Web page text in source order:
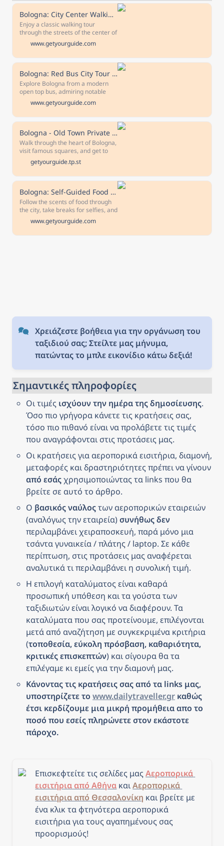
Bologna: City Center Walking Tour
Enjoy a classic walking tour
through the streets of the center of
Bologna visiting the main cultural
attractions of the city. Explore
some of the picturesque squares
and beautiful buildings of the city
on this 2-hour tour.
www.getyourguide.com
Bologna: Red Bus City Tour and Local Food Tasting
Explore Bologna from a modern
open top bus, admiring notable
local monuments and the
architechtural beauty of the city.
Afterwards, enjoy tasting some
local food in a historical market.
Free cancellation Cancel up to 24
hours in advance for a full refund
Reserve now & pay later Keep your
travel plans flexible - book your
spot and pay nothing today.
www.getyourguide.com
Bologna - Old Town Private Historic Walking Tour
Walk through the heart of Bologna,
visit famous squares, and get to
see one of the largest Sundials in
the world. You will also see the Two
Towers, the Fountain of Neptune
and famous markets.
getyourguide.tp.st
Bologna: Self-Guided Food Tasting Tour with Vouchers
Follow the scents of food through
the city, take breaks for selfies, and
get lost in the hidden streets of
Bologna's old town. Enjoy a food
tasting tour at your own pace,
www.getyourguide.com
Χρειάζεστε βοήθεια για την οργάνωση του
ταξιδιού σας; Στείλτε μας μήνυμα,
πατώντας το μπλε εικονίδιο κάτω δεξιά!
Σημαντικές πληροφορίες
Οι τιμές ισχύουν την ημέρα της δημοσίευσης.
Όσο πιο γρήγορα κάνετε τις κρατήσεις σας,
τόσο πιο πιθανό είναι να προλάβετε τις τιμές
που αναγράφονται στις προτάσεις μας.
Οι κρατήσεις για αεροπορικά εισιτήρια, διαμονή,
από εσάς χρησιμοποιώντας τα links που θα
βρείτε σε αυτό το άρθρο.
Ο βασικός ναύλος των αεροπορικών εταιρειών
(αναλόγως την εταιρεία) συνήθως δεν
περιλαμβάνει χειραποσκευή, παρά μόνο μια
τσάντα γυναικεία / πλάτης / laptop. Σε κάθε
περίπτωση, στις προτάσεις μας αναφέρεται
αναλυτικά τι περιλαμβάνει η συνολική τιμή.
Η επιλογή καταλύματος είναι καθαρά
προσωπική υπόθεση και τα γούστα των
ταξιδιωτών είναι λογικό να διαφέρουν. Τα
καταλύματα που σας προτείνουμε, επιλέγονται
μετά από αναζήτηση με συγκεκριμένα κριτήρια
(τοποθεσία, εύκολη πρόσβαση, καθαριότητα,
κριτικές επισκεπτών) και σίγουρα θα τα
επιλέγαμε κι εμείς για την διαμονή μας.
Κάνοντας τις κρατήσεις σας από τα links μας,
υποστηρίζετε το www.dailytraveller.gr καθώς
έτσι κερδίζουμε μια μικρή προμήθεια απο το
ποσό που εσείς πληρώνετε στον εκάστοτε
πάροχο.
Επισκεφτείτε τις σελίδες μας Αεροπορικά
εισιτήρια από Αθήνα και Αεροπορικά
εισιτήρια από Θεσσαλονίκη και βρείτε με
ένα κλικ τα φτηνότερα αεροπορικά
εισιτήρια για τους αγαπημένους σας
προορισμούς!